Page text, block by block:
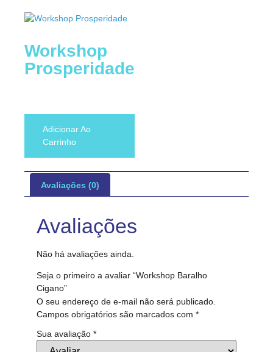
Workshop
Prosperidade
Adicionar Ao
Carrinho
Avaliações (0)
Avaliações
Não há avaliações ainda.
Seja o primeiro a avaliar “Workshop Baralho
Cigano”
O seu endereço de e-mail não será publicado.
Campos obrigatórios são marcados com *
Sua avaliação *